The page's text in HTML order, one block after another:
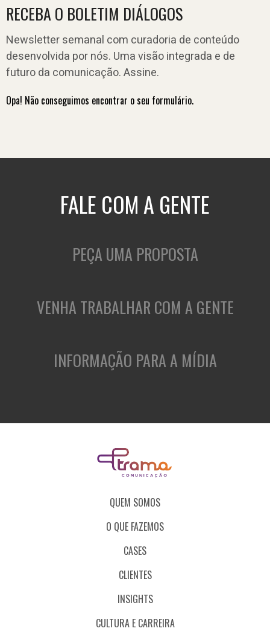
RECEBA O BOLETIM DIÁLOGOS
Newsletter semanal com curadoria de conteúdo
desenvolvida por nós. Uma visão integrada e de
futuro da comunicação. Assine.
Opa! Não conseguimos encontrar o seu formulário.
FALE COM A GENTE
PEÇA UMA PROPOSTA
VENHA TRABALHAR COM A GENTE
INFORMAÇÃO PARA A MÍDIA
QUEM SOMOS
O QUE FAZEMOS
CASES
CLIENTES
INSIGHTS
CULTURA E CARREIRA